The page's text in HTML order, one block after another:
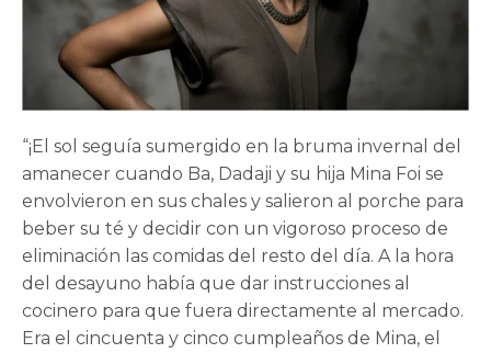
“¡El sol seguía sumergido en la bruma invernal del
amanecer cuando Ba, Dadaji y su hija Mina Foi se
envolvieron en sus chales y salieron al porche para
beber su té y decidir con un vigoroso proceso de
eliminación las comidas del resto del día. A la hora
del desayuno ha­bía que dar instrucciones al
cocinero para que fuera directamente al mercado.
Era el cincuenta y cinco cumpleaños de Mina, el